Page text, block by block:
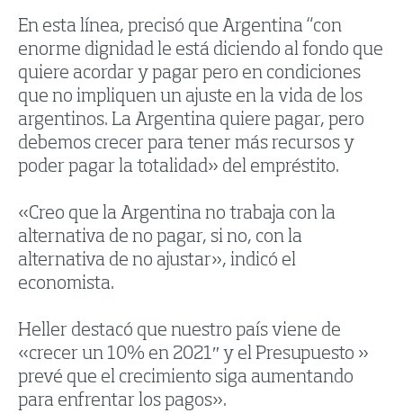
En esta línea, precisó que Argentina “con
enorme dignidad le está diciendo al fondo que
quiere acordar y pagar pero en condiciones
que no impliquen un ajuste en la vida de los
argentinos. La Argentina quiere pagar, pero
debemos crecer para tener más recursos y
poder pagar la totalidad» del empréstito.
«Creo que la Argentina no trabaja con la
alternativa de no pagar, si no, con la
alternativa de no ajustar», indicó el
economista.
Heller destacó que nuestro país viene de
«crecer un 10% en 2021″ y el Presupuesto »
prevé que el crecimiento siga aumentando
para enfrentar los pagos».